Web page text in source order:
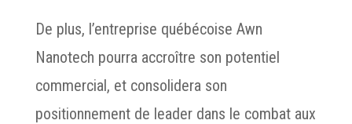
De plus, l’entreprise québécoise Awn
Nanotech pourra accroître son potentiel
commercial, et consolidera son
positionnement de leader dans le combat aux